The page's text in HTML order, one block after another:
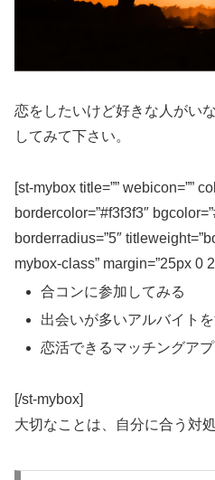
恋をしたいけど好きな人がい
してみて下さい。
[st-mybox title=”” webicon=””
bordercolor=”#f3f3f3″
borderradius=”5″
mybox-class” margin=”25px 0
合コンに参加してみる
出会いが多いアルバイト
恋活できるマッチングア
[/st-mybox]
大切なことは、自分に合う対